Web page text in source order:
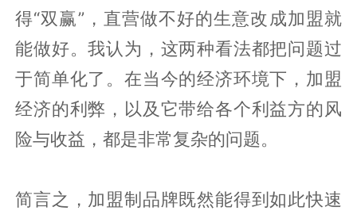
得“双赢”，直营做不好的生意改成加盟就
能做好。我认为，这两种看法都把问题过
于简单化了。在当今的经济环境下，加盟
经济的利弊，以及它带给各个利益方的风
险与收益，都是非常复杂的问题。
简言之，加盟制品牌既然能得到如此快速